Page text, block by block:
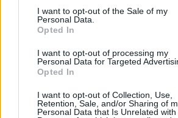
I want to opt-out of the Sale of my
Personal Data.
Opted In
I want to opt-out of processing my
Personal Data for Targeted
Opted In
I want to opt-out of Collection, Use,
Retention, Sale, and/or Sharing of
Personal Data that Is Unrelated